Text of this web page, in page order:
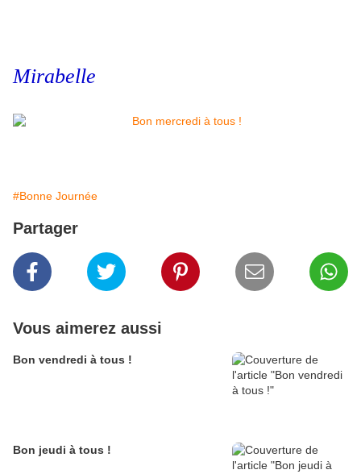
Mirabelle
#Bonne Journée
Partager
Vous aimerez aussi
Bon vendredi à tous !
Bon jeudi à tous !